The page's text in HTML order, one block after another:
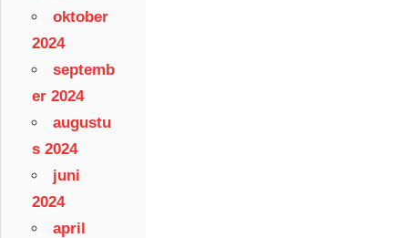
oktober
2024
septemb
er 2024
augustu
s 2024
juni
2024
april